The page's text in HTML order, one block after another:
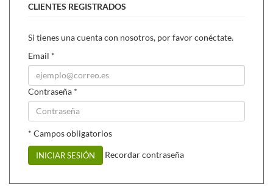
CLIENTES REGISTRADOS
Si tienes una cuenta con nosotros, por favor conéctate.
Email *
Contraseña *
* Campos obligatorios
INICIAR SESIÓN Recordar contraseña